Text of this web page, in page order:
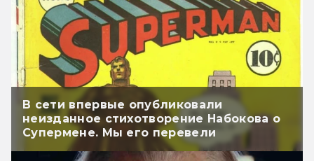
В сети впервые опубликовали
неизданное стихотворение Набокова о
Супермене. Мы его перевели